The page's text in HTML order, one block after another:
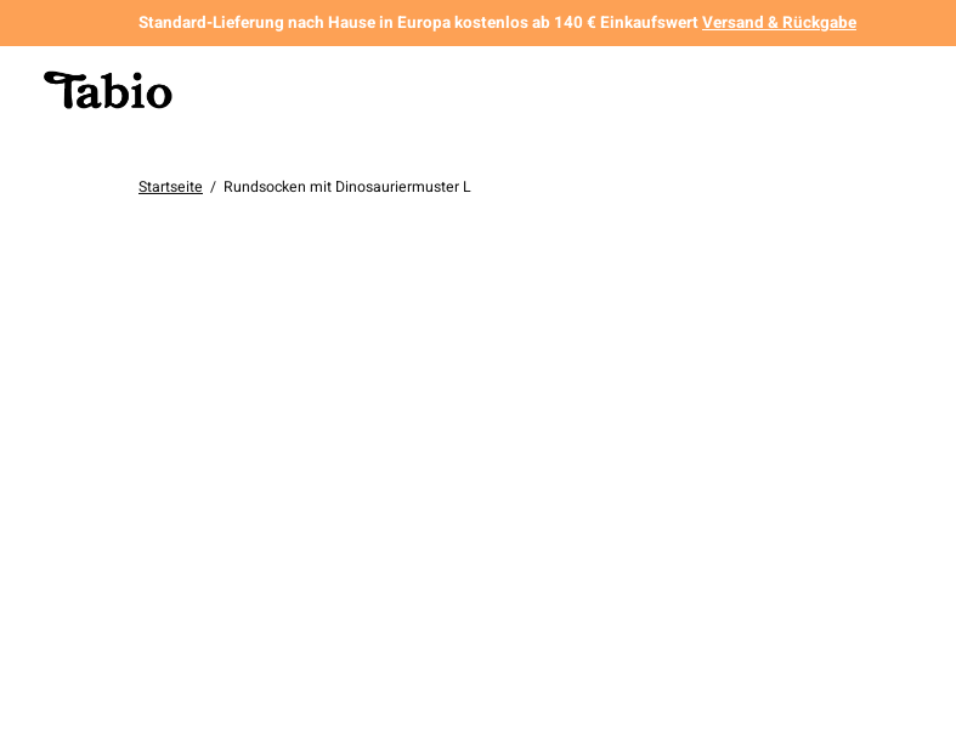
Standard-Lieferung nach Hause in Europa kostenlos ab 140 € EinkaufswertVersand & Rückgabe
Startseite / Rundsocken mit Dinosauriermuster L